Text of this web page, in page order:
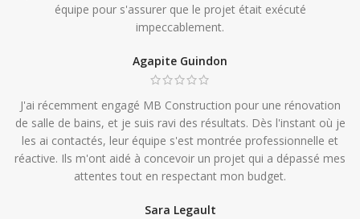
équipe pour s'assurer que le projet était exécuté
impeccablement.
Agapite Guindon
J'ai récemment engagé MB Construction pour une rénovation
de salle de bains, et je suis ravi des résultats. Dès l'instant où je
les ai contactés, leur équipe s'est montrée professionnelle et
réactive. Ils m'ont aidé à concevoir un projet qui a dépassé mes
attentes tout en respectant mon budget.
Sara Legault